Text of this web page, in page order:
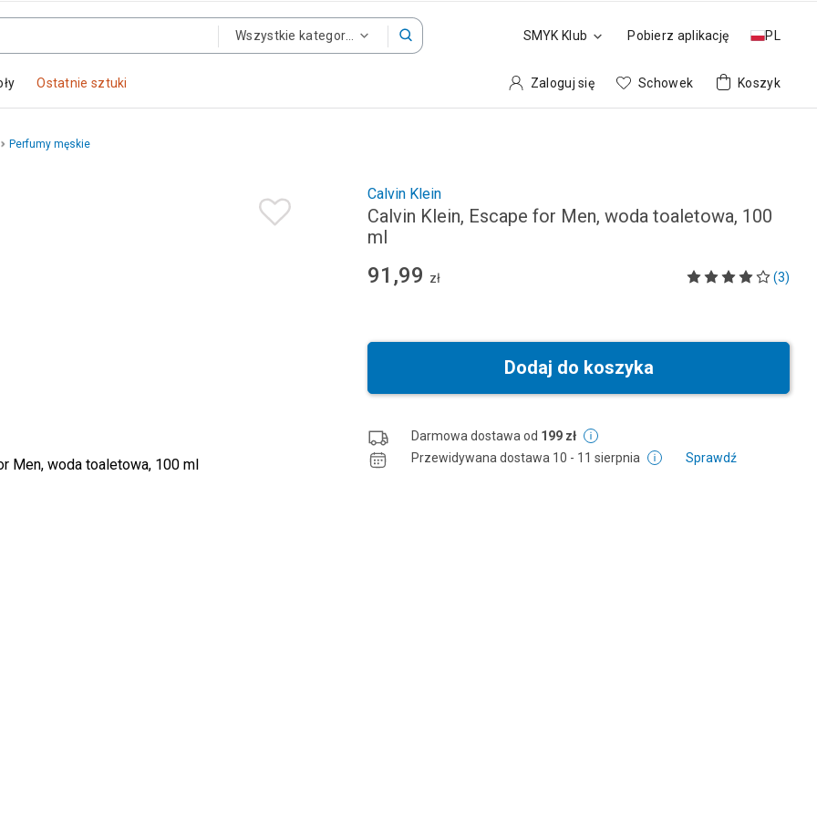
SMYK Klub Pobierz aplikację PL
Ostatnie sztuki Zaloguj się Schowek Koszyk
Perfumy męskie
Calvin Klein
Calvin Klein, Escape for Men, woda toaletowa, 100
ml
91,99 zł (3)
Dodaj do koszyka
Darmowa dostawa od 199 zł
Przewidywana dostawa 10 - 11 sierpnia Sprawdź